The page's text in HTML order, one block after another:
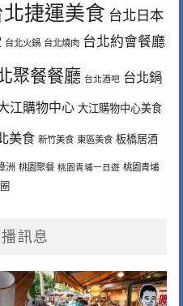
北捷運美食 台北日本
台北火鍋 台北燒肉 台北約會餐廳
聚餐餐廳 台北酒吧 台北鍋
江購物中心 大江購物中心美食
美食 新竹美食 東區美食 板橋居酒
洲 桃園聚餐 桃園青埔一日遊 桃園青埔
訊息